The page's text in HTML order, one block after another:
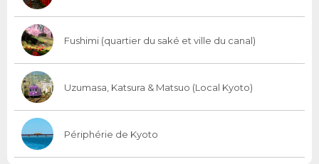
Fushimi (quartier du saké et ville du canal)
Uzumasa, Katsura & Matsuo (Local Kyoto)
Périphérie de Kyoto